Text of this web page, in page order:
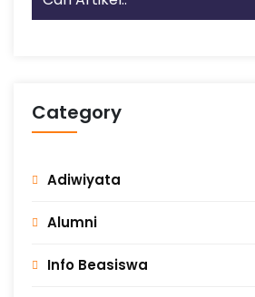
Category
Adiwiyata
Alumni
Info Beasiswa